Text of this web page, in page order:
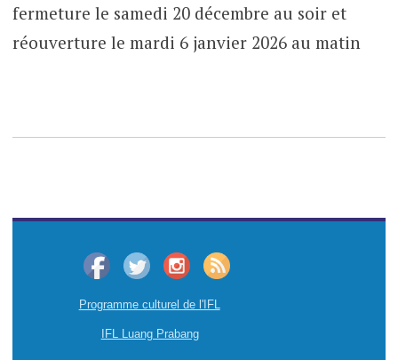
fermeture le samedi 20 décembre au soir et
réouverture le mardi 6 janvier 2026 au matin
Programme culturel de l'IFL
IFL Luang Prabang